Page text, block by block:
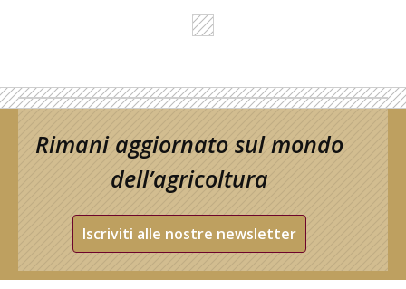
Rimani aggiornato sul mondo
dell’agricoltura
Iscriviti alle nostre newsletter